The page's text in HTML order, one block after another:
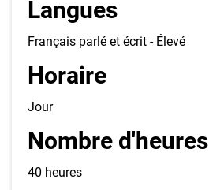
Langues
Français parlé et écrit - Élevé
Horaire
Jour
Nombre d'heures
40 heures